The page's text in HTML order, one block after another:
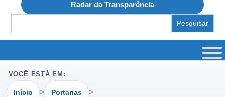
Radar da Transparência
for:
VOCÊ ESTÁ EM:
Início Portarias